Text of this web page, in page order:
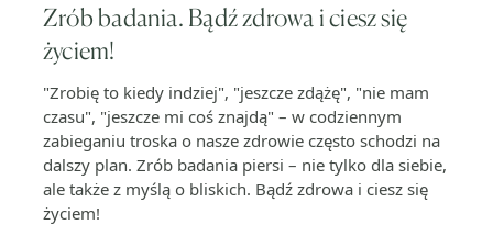
Zrób badania. Bądź zdrowa i ciesz się
życiem!
"Zrobię to kiedy indziej", "jeszcze zdążę", "nie mam
czasu", "jeszcze mi coś znajdą" – w codziennym
zabieganiu troska o nasze zdrowie często schodzi na
dalszy plan. Zrób badania piersi – nie tylko dla siebie,
ale także z myślą o bliskich. Bądź zdrowa i ciesz się
życiem!